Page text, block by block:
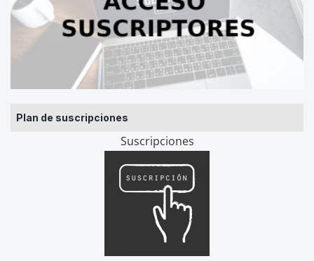
Plan de suscripciones
Suscripciones